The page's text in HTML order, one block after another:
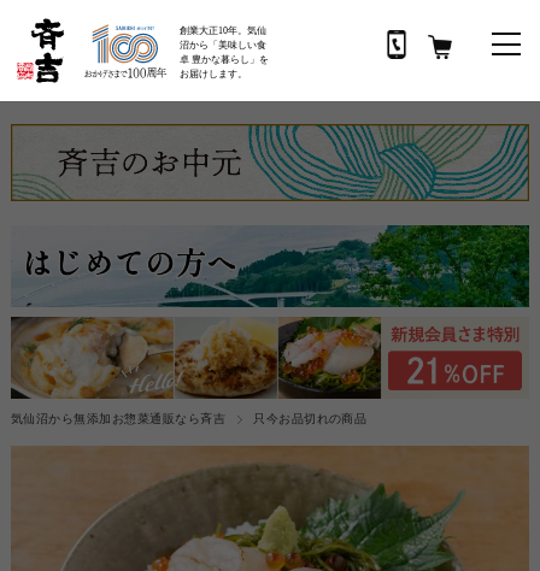
創業大正10年。気仙
沼から「美味しい食
卓 豊かな暮らし」を
お届けします。
気仙沼から無添加お惣菜通販なら斉吉 只今お品切れの商品